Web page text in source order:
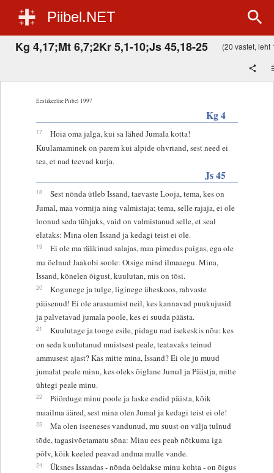
Piibel.NET
Kg 4,17;Mt 6,7;2Kr 5,1-10;Js 45,18-25 (20 vastet, leht
Eestikeelne Piibel 1997
Kg 4
17
Hoia oma jalga, kui sa lähed Jumala kotta!
Kuulamaminek on parem kui alpide ohvriand, sest need ei
tea, et nad teevad kurja.
Js 45
18
Sest nõnda ütleb Issand, taevaste Looja, tema, kes on
Jumal, maa vormija ning valmistaja; tema, selle rajaja, ei ole
loonud seda tühjaks, vaid on valmistanud selle, et seal
elataks: Mina olen Issand ja kedagi teist ei ole.
19
Ei ole ma rääkinud salajas, maa pimedas paigas, ega ole
ma öelnud Jaakobi soole: Otsige mind ilmaaegu. Mina,
Issand, kõnelen õigust, kuulutan, mis on tõsi.
20
Kogunege ja tulge, liginege üheskoos, rahvaste
pääsenud! Ei ole arusaamist neil, kes kannavad puukujusid
ja palvetavad jumala poole, kes ei suuda päästa.
21
Kuulutage ja tooge esile, pidagu nad isekeskis nõu: kes
on seda kuulutanud muistsest peale, teatavaks teinud
ammusest ajast? Kas mitte mina, Issand? Ei ole ju muud
jumalat peale minu, kes oleks õiglane Jumal ja Päästja, mitte
ühtegi peale minu.
22
Pöörduge minu poole ja laske endid päästa, kõik
maailma ääred, sest mina olen Jumal ja kedagi teist ei ole!
23
Ma olen iseeneses vandunud, mu suust on välja tulnud
tõde, tagasivõetamatu sõna: Minu ees peab nõtkuma iga
põlv, kõik keeled peavad andma mulle vande.
24
Üksnes Issandas - nõnda öeldakse minu kohta - on õigus